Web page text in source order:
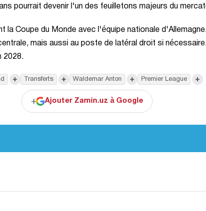
pourrait devenir l'un des feuilletons majeurs du
la Coupe du Monde avec l'équipe nationale
mais aussi au poste de latéral droit si
2028.
+ Transferts + Waldemar Anton + Premier League +
+ Ajouter Zamin.uz à Google